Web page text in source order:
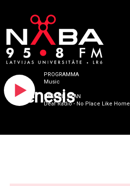
PROGRAMMA
Music
PAŠLAIK SKAN
Deaf Radio - No Place Like Home
Mēnesis